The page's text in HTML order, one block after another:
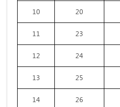
10 20
11 23
12 24
13 25
14 26